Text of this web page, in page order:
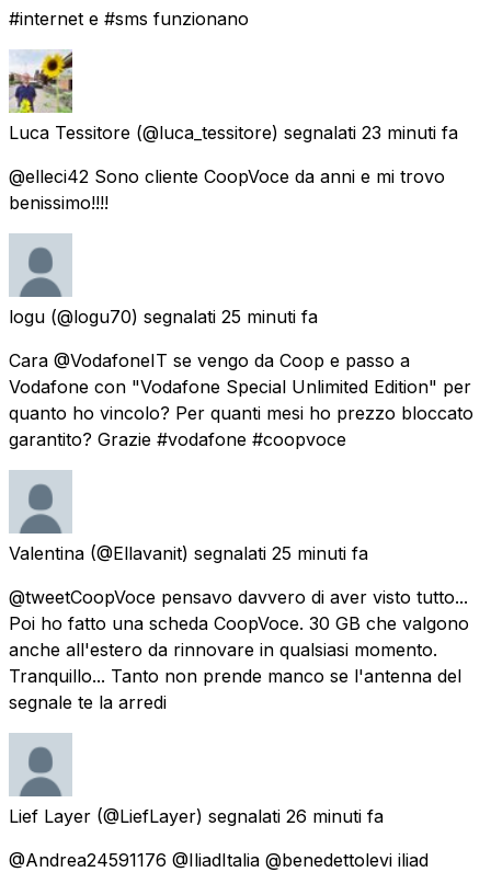
#internet e #sms funzionano
Luca Tessitore (@luca_tessitore) segnalati 23 minuti fa
@elleci42 Sono cliente CoopVoce da anni e mi trovo
benissimo!!!!
logu (@logu70) segnalati 25 minuti fa
Cara @VodafoneIT se vengo da Coop e passo a
Vodafone con "Vodafone Special Unlimited Edition" per
quanto ho vincolo? Per quanti mesi ho prezzo bloccato
garantito? Grazie #vodafone #coopvoce
Valentina (@Ellavanit) segnalati 25 minuti fa
@tweetCoopVoce pensavo davvero di aver visto tutto...
Poi ho fatto una scheda CoopVoce. 30 GB che valgono
anche all'estero da rinnovare in qualsiasi momento.
Tranquillo... Tanto non prende manco se l'antenna del
segnale te la arredi
Lief Layer (@LiefLayer) segnalati 26 minuti fa
@Andrea24591176 @IliadItalia @benedettolevi iliad